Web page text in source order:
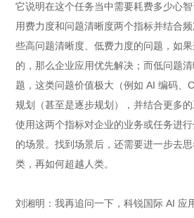
它说明在这个任务当中需要耗费多少心智
用费力度和问题清晰度两个指标并结合
些高问题清晰度、低费力度的问题，如
的，那么企业应用优先解决；而低问题
题，这类问题价值极大（例如 AI 编码、
规划（甚至是逐步规划），并结合更多的
使用这两个指标对企业的业务或任务进
的场景。找到场景后，还需要进一步去
类，再如何超越人类。
刘湘明：我再追问一下，科锐国际 AI 应